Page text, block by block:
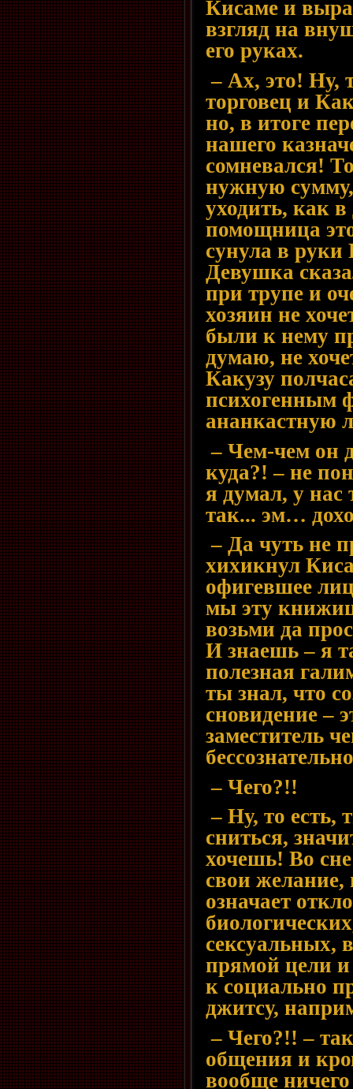
Кисаме и
взгляд на
его руках.
– Ах, это! Ну,
торговец и
но, в итоге
нашего
сомневался!
нужную
уходить, как
помощница
сунула в руки
Девушка
при трупе и
хозяин не
были к нему
думаю, не
Какузу
психогенным
ананкастную
– Чем-чем он
куда?! – не
я думал, у нас
так... эм…
– Да чуть не
хихикнул
офигевшее
мы эту
возьми да
И знаешь – я
полезная
ты знал, что
сновидение –
заместитель
– Чего?!!
– Ну, то есть,
сниться,
хочешь! Во
свои желание,
означает
сексуальных,
прямой цели и
к социально
джитсу,
– Чего?!! –
общения и
вообще ничего